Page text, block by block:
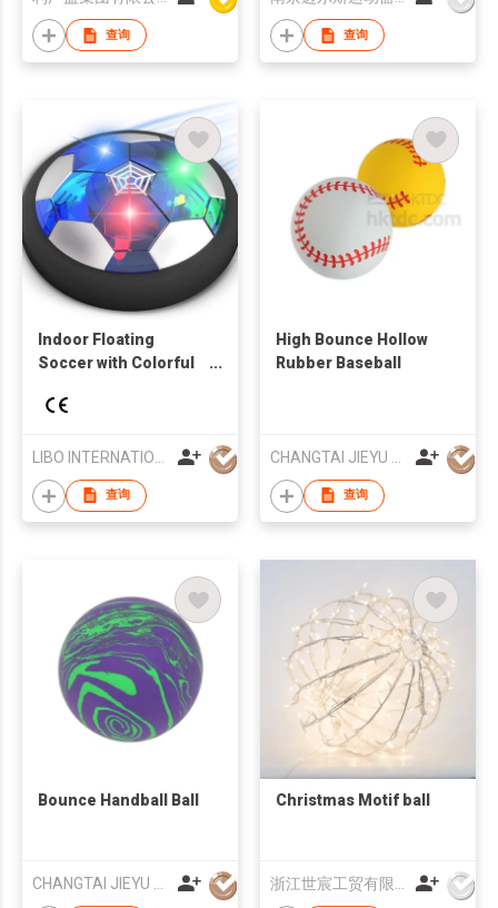
查询 查询
Indoor Floating
Soccer with Colorful
Foam Bumper
查询
High Bounce Hollow
Rubber Baseball
查询
Bounce Handball Ball Christmas Motif ball